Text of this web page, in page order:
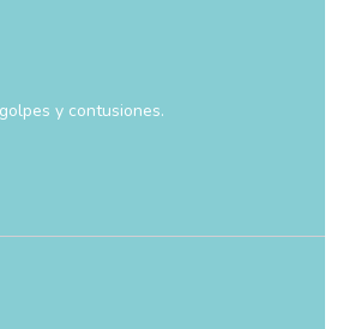
y contusiones.